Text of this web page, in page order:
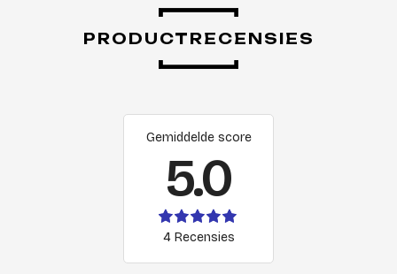
PRODUCTRECENSIES
Gemiddelde score
5.0
4 Recensies